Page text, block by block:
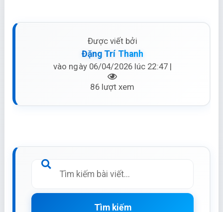
Được viết bởi
Đặng Trí Thanh
vào ngày 06/04/2026 lúc 22:47 |
86 lượt xem
Tìm kiếm